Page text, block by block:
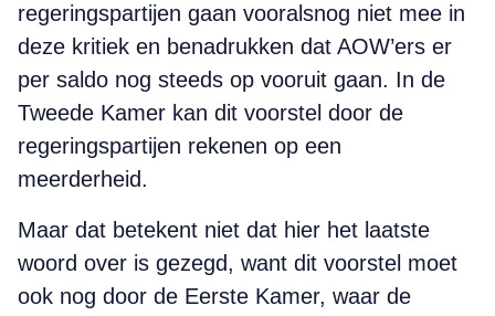
regeringspartijen gaan vooralsnog niet mee in
deze kritiek en benadrukken dat AOW’ers er
per saldo nog steeds op vooruit gaan. In de
Tweede Kamer kan dit voorstel door de
regeringspartijen rekenen op een
meerderheid.
Maar dat betekent niet dat hier het laatste
woord over is gezegd, want dit voorstel moet
ook nog door de Eerste Kamer, waar de